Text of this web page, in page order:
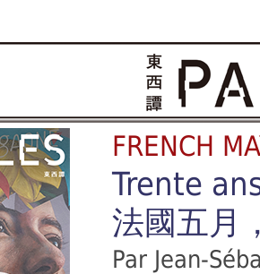
FRENCH
Trente
法國五月
Par Jean-